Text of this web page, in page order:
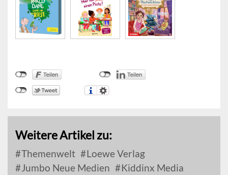
Weitere Artikel zu:
Themenwelt
Loewe Verlag
Jumbo Neue Medien
Kiddinx Media